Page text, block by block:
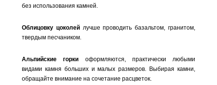
без использования камней.
Облицовку цоколейлучше проводить базальтом, гранитом,
твердым песчаником.
Альпийские горки оформляются, практически любыми
видами камня больших и малых размеров. Выбирая камни,
обращайте внимание на сочетание расцветок.